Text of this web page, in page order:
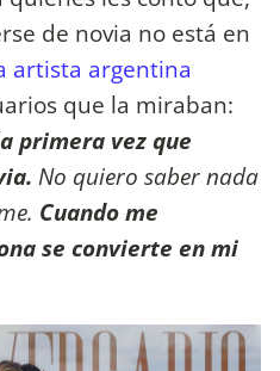
de novia no está en
artista argentina
que la miraban:
primera vez que
No quiero saber nada
Cuando me
se convierte en mi